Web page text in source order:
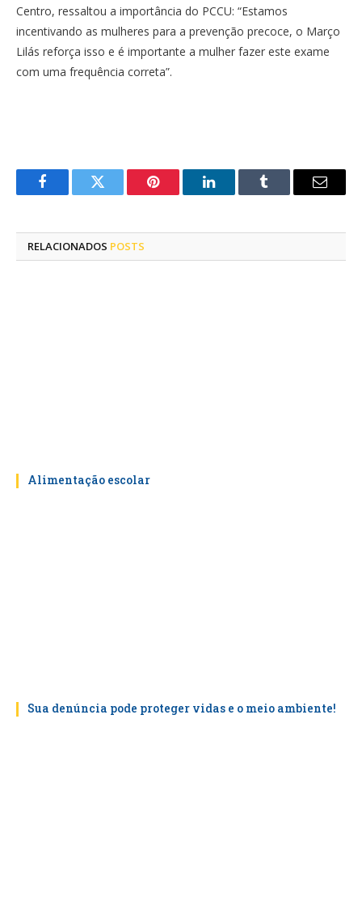
Centro, ressaltou a importância do PCCU: “Estamos
incentivando as mulheres para a prevenção precoce, o Março
Lilás reforça isso e é importante a mulher fazer este exame
com uma frequência correta”.
FacebookTwitter Pinterest LinkedInTumblr
E-
RELACIONADOS POSTS
Alimentação escolar
Sua denúncia pode proteger vidas e o meio ambiente!